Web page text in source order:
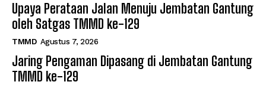
Upaya Perataan Jalan Menuju Jembatan Gantung
oleh Satgas TMMD ke-129
TMMD Agustus 7, 2026
Jaring Pengaman Dipasang di Jembatan Gantung
TMMD ke-129